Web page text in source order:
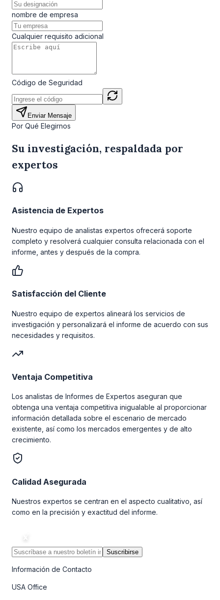
nombre de empresa
Cualquier requisito adicional
Código de Seguridad
Enviar Mensaje
Por Qué Elegirnos
Su investigación, respaldada por
expertos
Asistencia de Expertos
Nuestro equipo de analistas expertos ofrecerá soporte
completo y resolverá cualquier consulta relacionada con el
informe, antes y después de la compra.
Satisfacción del Cliente
Nuestro equipo de expertos alineará los servicios de
investigación y personalizará el informe de acuerdo con sus
necesidades y requisitos.
Ventaja Competitiva
Los analistas de Informes de Expertos aseguran que
obtenga una ventaja competitiva inigualable al proporcionar
información detallada sobre el escenario de mercado
existente, así como los mercados emergentes y de alto
crecimiento.
Calidad Asegurada
Nuestros expertos se centran en el aspecto cualitativo, así
como en la precisión y exactitud del informe.
Suscribirse
Información de Contacto
USA Office